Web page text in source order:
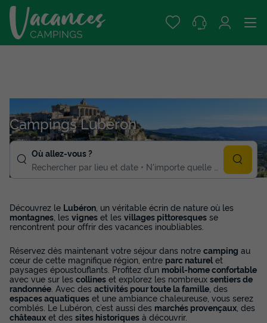
Campings Lubéron
Où allez-vous ?
Rechercher par lieu et date
N'importe quelle duree
Découvrez le Lubéron , un véritable écrin de nature où les
montagnes , les vignes et les villages pittoresques se
rencontrent pour offrir des vacances inoubliables.
Réservez dès maintenant votre séjour dans notre camping au
cœur de cette magnifique région, entre parc naturelet
paysages époustouflants. Profitez d’un mobil-home confortable
avec vue sur les collines et explorez les nombreux sentiers de
randonnée . Avec des activités pour toute la famille , des
espaces aquatiques et une ambiance chaleureuse, vous serez
comblés. Le Lubéron, c’est aussi des marchés provençaux , des
châteaux et des sites historiques à découvrir.